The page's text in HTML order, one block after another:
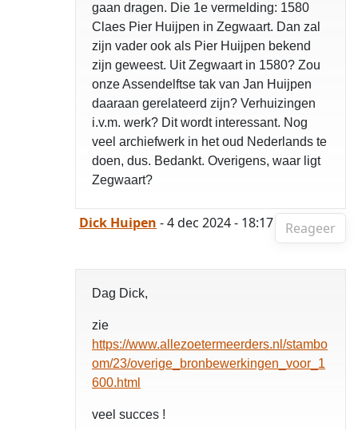
gaan dragen. Die 1e vermelding: 1580
Claes Pier Huijpen in Zegwaart. Dan zal
zijn vader ook als Pier Huijpen bekend
zijn geweest. Uit Zegwaart in 1580? Zou
onze Assendelftse tak van Jan Huijpen
daaraan gerelateerd zijn? Verhuizingen
i.v.m. werk? Dit wordt interessant. Nog
veel archiefwerk in het oud Nederlands te
doen, dus. Bedankt. Overigens, waar ligt
Zegwaart?
Reageer
Dick Huipen - 4 dec 2024 - 18:17
Dag Dick,
zie
https://www.allezoetermeerders.nl/stambo
om/23/overige_bronbewerkingen_voor_1
600.html
veel succes !